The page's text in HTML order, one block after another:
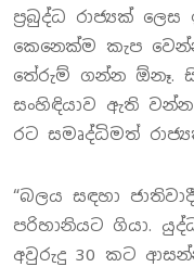
ප්‍රබුද්ධ රාජ්‍යක්
කෙනෙක්ම කැප
තේරුම් ගන්න ඕනෑ.
සංහිඳියාව ඇති
රට සමෘද්ධිමත්
“බලය සඳහා
පරිහානියට ගියා.
අවුරුදු 30 කට